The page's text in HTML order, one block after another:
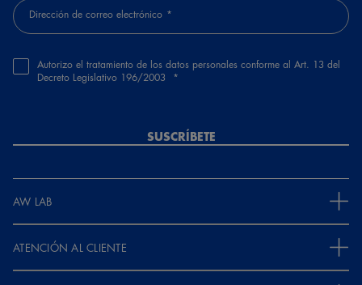
Dirección de correo electrónico
Autorizo el tratamiento de los datos personales conforme al Art. 13 del
Decreto Legislativo 196/2003
SUSCRÍBETE
AW LAB
ATENCIÓN AL CLIENTE